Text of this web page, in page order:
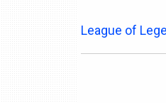
League of